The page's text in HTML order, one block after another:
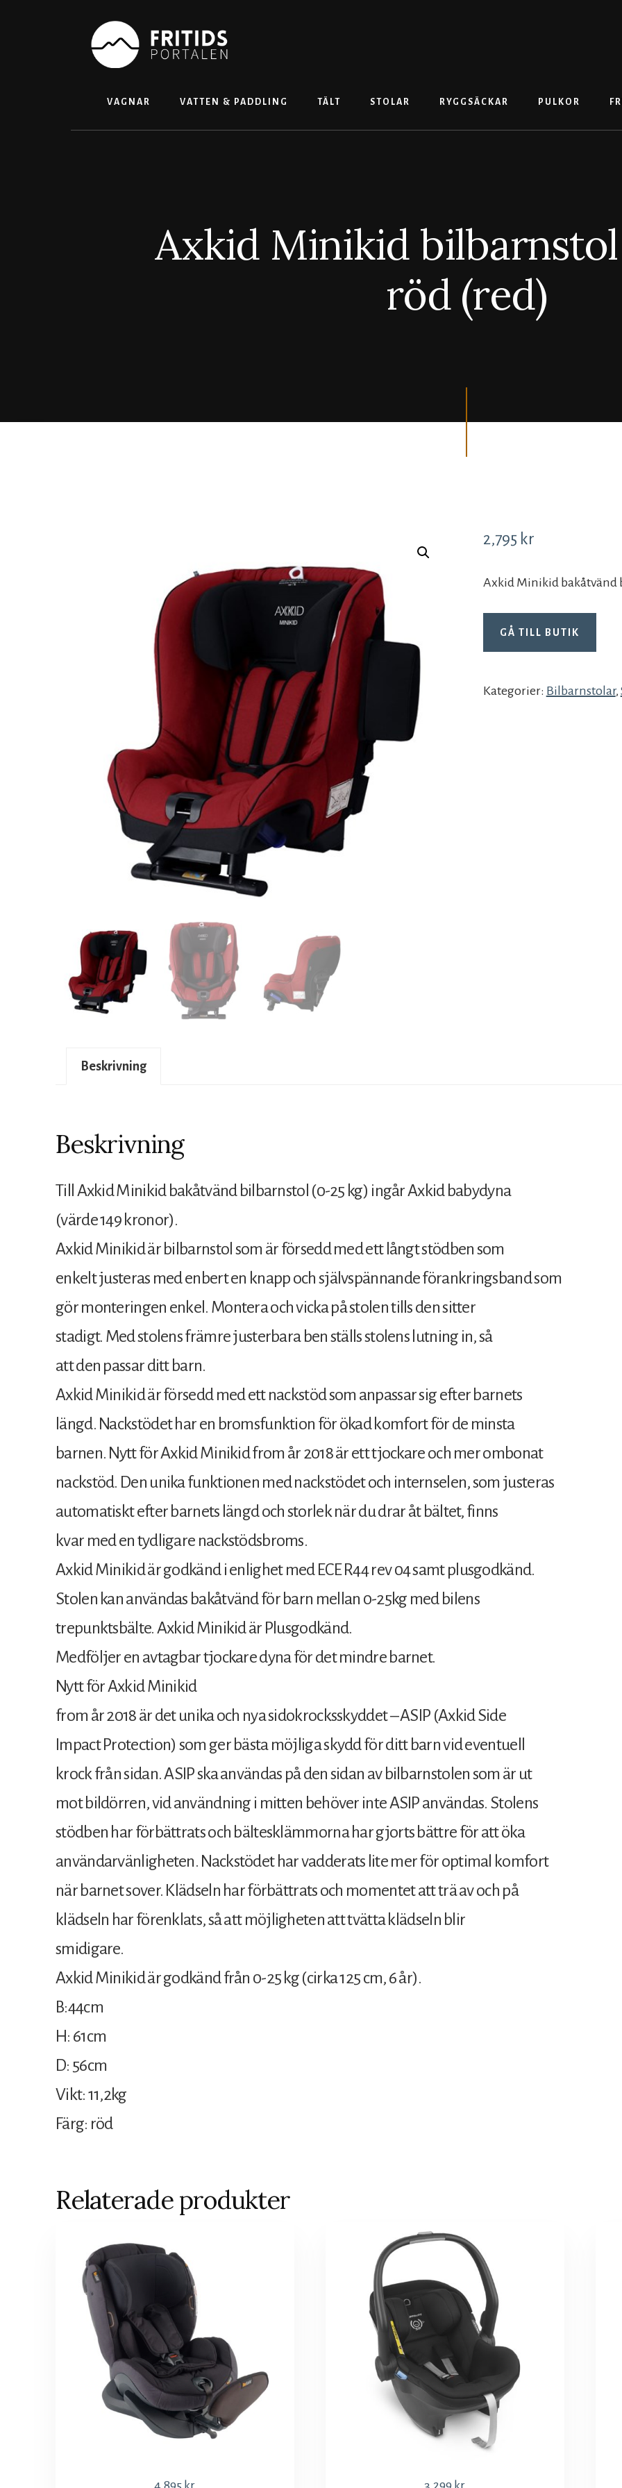
VAGNAR VATTEN & PADDLING TÄLT STOLAR RYGGSÄCKAR PULKOR
Axkid Minikid
röd (red)
2,795 kr
Axkid Minikid bakåtvänd
GÅ TILL BUTIK
Kategorier: Bilbarnstolar,
Beskrivning
Beskrivning
Till Axkid Minikid bakåtvänd bilbarnstol (0-25 kg) ingår Axkid babydyna
(värde 149 kronor).
Axkid Minikid är bilbarnstol som är försedd med ett långt stödben som
enkelt justeras med enbert en knapp och självspännande förankringsband som
gör monteringen enkel. Montera och vicka på stolen tills den sitter
stadigt. Med stolens främre justerbara ben ställs stolens lutning in, så
att den passar ditt barn.
Axkid Minikid är försedd med ett nackstöd som anpassar sig efter barnets
längd. Nackstödet har en bromsfunktion för ökad komfort för de minsta
barnen. Nytt för Axkid Minikid from år 2018 är ett tjockare och mer ombonat
nackstöd. Den unika funktionen med nackstödet och internselen, som justeras
automatiskt efter barnets längd och storlek när du drar åt bältet, finns
kvar med en tydligare nackstödsbroms.
Axkid Minikid är godkänd i enlighet med ECE R44 rev 04 samt plusgodkänd.
Stolen kan användas bakåtvänd för barn mellan 0-25kg med bilens
trepunktsbälte. Axkid Minikid är Plusgodkänd.
Medföljer en avtagbar tjockare dyna för det mindre barnet.
Nytt för Axkid Minikid
from år 2018 är det unika och nya sidokrocksskyddet – ASIP (Axkid Side
Impact Protection) som ger bästa möjliga skydd för ditt barn vid eventuell
krock från sidan. ASIP ska användas på den sidan av bilbarnstolen som är ut
mot bildörren, vid användning i mitten behöver inte ASIP användas. Stolens
stödben har förbättrats och bältesklämmorna har gjorts bättre för att öka
användarvänligheten. Nackstödet har vadderats lite mer för optimal komfort
när barnet sover. Klädseln har förbättrats och momentet att trä av och på
klädseln har förenklats, så att möjligheten att tvätta klädseln blir
smidigare.
Axkid Minikid är godkänd från 0-25 kg (cirka 125 cm, 6 år).
B:44cm
H: 61cm
D: 56cm
Vikt: 11,2kg
Färg: röd
Relaterade produkter
4,895 kr 3,299 kr